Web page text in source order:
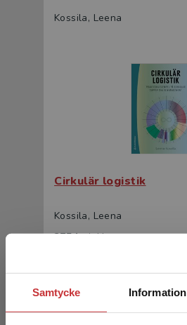
Samtycke Information
Kossila, Leena
Cirkulär logistik
Kossila, Leena
275 krinkl. moms